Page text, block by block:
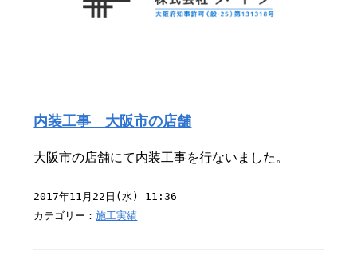
内装工事 大阪市の店舗
大阪市の店舗にて内装工事を行ないました。
2017年11月22日(水) 11:36
カテゴリー：施工実績